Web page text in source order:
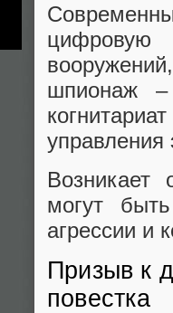
цифровую
шпионаж –
Возникает
могут
агрессии и
Призыв к
повестка